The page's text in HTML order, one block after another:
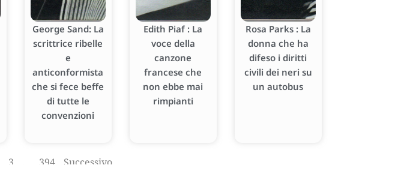
George Sand: La
scrittrice ribelle
e
anticonformista
che si fece beffe
di tutte le
convenzioni
Edith Piaf : La
voce della
canzone
francese che
non ebbe mai
rimpianti
Rosa Parks : La
donna che ha
difeso i diritti
civili dei neri su
un autobus
3 394 Successivo